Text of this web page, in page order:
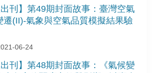
刊】第49期封面故事：臺灣空氣
遷(II)-氣象與空氣品質模擬結果驗
06-24
刊】第48期封面故事：《氣候變